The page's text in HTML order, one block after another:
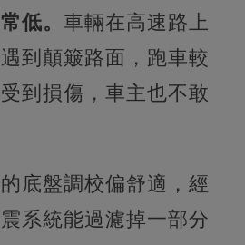
低。 車輛在高速路上
到顛簸路面，跑車較
到損傷，車主也不敢
底盤調校偏舒適，經
系統能過濾掉一部分